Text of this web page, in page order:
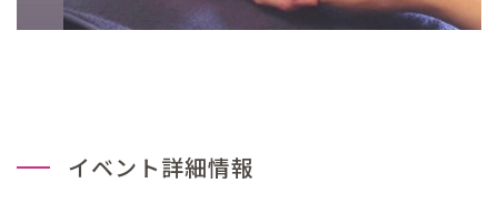
イベント詳細情報